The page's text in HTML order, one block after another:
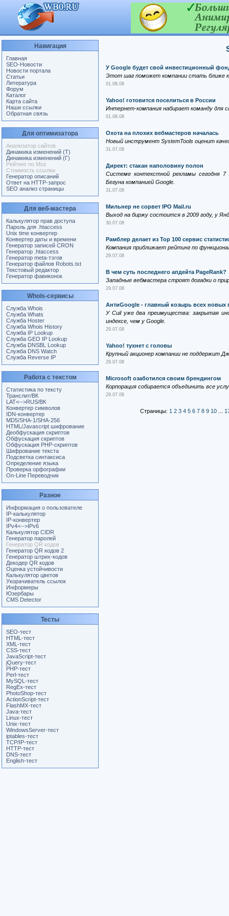
Навигация
Главная
SEO-Новости
Новости портала
Статьи
Литература
Форум
Каталог
Карта сайта
Наши ссылки
Обратная связь
Для оптимизатора
Анализатор сайтов
Динамика изменений (Т)
Динамика изменений (Г)
Рейтинг по Moz
Стоимость ссылки
Генератор описаний
Ответ на HTTP-запрос
SEO анализ страницы
Для веб-мастера
Калькулятор прав доступа
Пароль для .htaccess
Unix time конвертер
Конвертер даты и времени
Генератор записей CRON
Генератор .htaccess
Генератор meta-тэгов
Генератор файлов Robots.txt
Текстовый редактор
Генератор фавиконок
Whois-сервисы
Служба Whois
Служба Whats
Служба Hoster
Служба Whois History
Служба IP Lookup
Служба GEO IP Lookup
Служба DNSBL Lookup
Служба DNS Watch
Служба Reverse IP
Работа с текстом
Статистика по тексту
Транслит/ВК
LAT<-->RUS/ВК
Конвертер символов
IDN-конвертер
MD5/SHA-1/SHA-256
HTML/Javascript шифрование
Деобфускация скриптов
Обфускация скриптов
Обфускация PHP-скриптов
Шифрование текста
Подсветка синтаксиса
Определение языка
Проверка орфографии
On-Line Переводчик
Разное
Информация о пользователе
IP-калькулятор
IP-конвертер
IPv4<-->IPv6
Калькулятор CIDR
Генератор паролей
Генератор QR кодов
Генератор QR кодов 2
Генератор штрих-кодов
Декодер QR кодов
Оценка устойчивости
Калькулятор цветов
Укорачиватель ссылок
Информеры
Юзербары
CMS Detector
Тесты
SEO-тест
HTML-тест
XML-тест
CSS-тест
JavaScript-тест
jQuery-тест
PHP-тест
Perl-тест
MySQL-тест
RegEx-тест
PhotoShop-тест
ActionScript-тест
FlashMX-тест
Java-тест
Linux-тест
Unix-тест
WindowsServer-тест
iptables-тест
TCP/IP-тест
HTTP-тест
DNS-тест
English-тест
У Google будет свой инвестиционный
Этот шаг поможет компании стать ближе
01.08.08
Yahoo! готовится поселиться в России
Интернет-компания набирает команду для
01.08.08
Охота на плохих вебмастеров началась
Новый инструмент SystemTools оценит
31.07.08
Директ: стакан наполовину полон
Системе контекстной рекламы сегодня
Бегуна компанией Google.
31.07.08
Мильнер не сорвет IPO Mail.ru
Выход на биржу состоится в 2009 году, у
30.07.08
Рамблер делает из Тор 100 сервис
Компания приближает рейтинг по
29.07.08
В чем суть последнего апдейта PageRank?
Западные вебмастера строят догадки о
29.07.08
АнтиGoogle - главный козырь всех новых
У Cuil уже два преимущества: закрытая
индексе, чем у Google.
29.07.08
Yahoo! тухнет с головы
Крупный акционер компании не поддержит
29.07.08
Microsoft озаботился своим брендингом
Корпорация собирается объединить все
29.07.08
Страницы: 1 2 3 4 5 6 7 8 9 10